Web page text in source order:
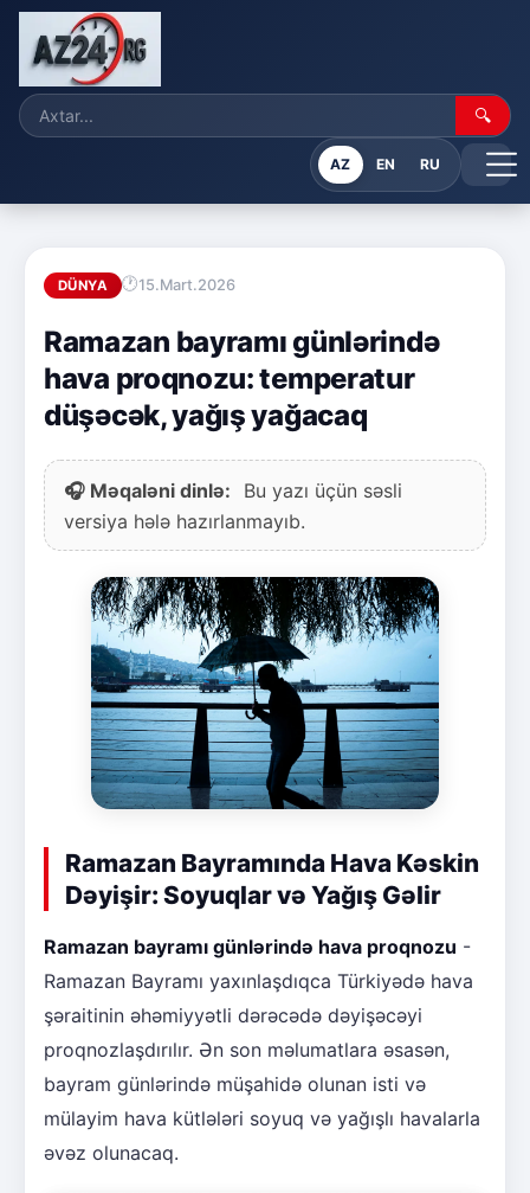
🔍
AZ EN RU
DÜNYA 15.Mart.2026
Ramazan bayramı günlərində
hava proqnozu: temperatur
düşəcək, yağış yağacaq
🎧 Məqaləni dinlə:
Bu yazı üçün səsli
versiya hələ hazırlanmayıb.
Ramazan Bayramında Hava Kəskin
Dəyişir: Soyuqlar və Yağış Gəlir
Ramazan bayramı günlərində hava proqnozu -
Ramazan Bayramı yaxınlaşdıqca Türkiyədə hava
şəraitinin əhəmiyyətli dərəcədə dəyişəcəyi
proqnozlaşdırılır. Ən son məlumatlara əsasən,
bayram günlərində müşahidə olunan isti və
mülayim hava kütlələri soyuq və yağışlı havalarla
əvəz olunacaq.